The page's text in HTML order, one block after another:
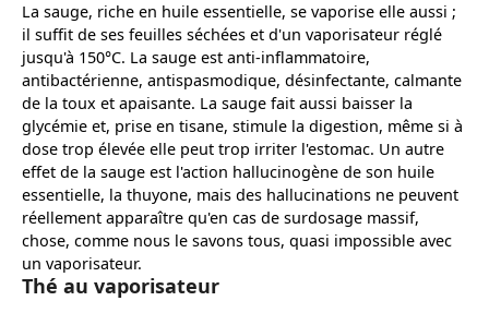
La sauge, riche en huile essentielle, se vaporise elle aussi ;
il suffit de ses feuilles séchées et d'un vaporisateur réglé
jusqu'à 150°C. La sauge est anti-inflammatoire,
antibactérienne, antispasmodique, désinfectante, calmante
de la toux et apaisante. La sauge fait aussi baisser la
glycémie et, prise en tisane, stimule la digestion, même si à
dose trop élevée elle peut trop irriter l'estomac. Un autre
effet de la sauge est l'action hallucinogène de son huile
essentielle, la thuyone, mais des hallucinations ne peuvent
réellement apparaître qu'en cas de surdosage massif,
chose, comme nous le savons tous, quasi impossible avec
un vaporisateur.
Thé au vaporisateur